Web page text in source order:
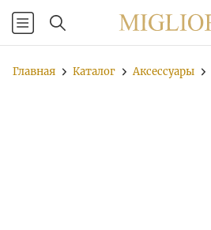
Главная Каталог Аксессуары